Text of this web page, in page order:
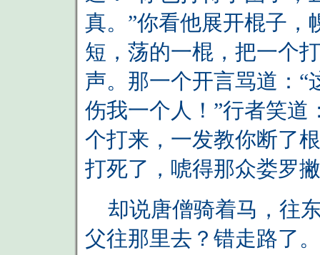
真。”你看他展开棍子，
短，荡的一棍，把一个
声。那一个开言骂道：
伤我一个人！”行者笑道
个打来，一发教你断了
打死了，唬得那众娄罗
却说唐僧骑着马，往
父往那里去？错走路了